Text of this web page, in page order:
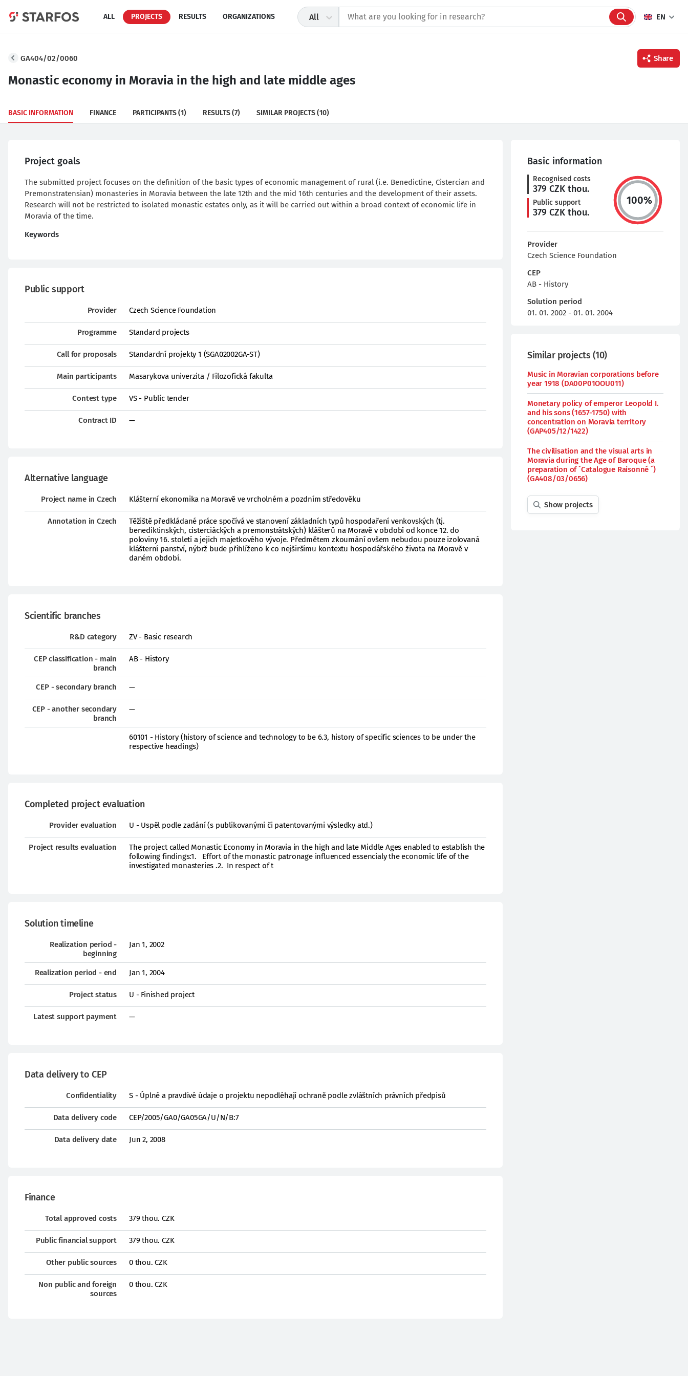
ALL PROJECTS RESULTS ORGANIZATIONS All EN
Twitter
GA404/02/0060 Share
Monastic economy in Moravia in the high and late middle ages
BASIC INFORMATION FINANCE PARTICIPANTS(1) RESULTS(7) SIMILAR PROJECTS(10)
Project goals
The submitted project focuses on the definition of the basic types of economic management of rural (i.e. Benedictine, Cistercian and
Premonstratensian) monasteries in Moravia between the late 12th and the mid 16th centuries and the development of their assets.
Research will not be restricted to isolated monastic estates only, as it will be carried out within a broad context of economic life in
Moravia of the time.
Keywords
Public support
Provider Czech Science Foundation
Programme Standard projects
Call for proposals Standardní projekty 1 (SGA02002GA-ST)
Main participants Masarykova univerzita / Filozofická fakulta
Contest type VS - Public tender
Contract ID —
Alternative language
Project name in Czech Klášterní ekonomika na Moravě ve vrcholném a pozdním středověku
Annotation in Czech
Těžiště předkládané práce spočívá ve stanovení základních typů hospodaření venkovských (tj.
benediktinských, cisterciáckých a premonstrátských) klášterů na Moravě v období od konce 12. do
poloviny 16. století a jejich majetkového vývoje. Předmětem zkoumání ovšem nebudou pouze izolovaná
klášterní panství, nýbrž bude přihlíženo k co nejširšímu kontextu hospodářského života na Moravě v
daném období.
Scientific branches
R&D category ZV - Basic research
CEP classification - main
branch
AB - History
CEP - secondary branch —
CEP - another secondary
branch
—
60101 - History (history of science and technology to be 6.3, history of specific sciences to be under the
respective headings)
Completed project evaluation
Provider evaluation U - Uspěl podle zadání (s publikovanými či patentovanými výsledky atd.)
Project results evaluation
The project called Monastic Economy in Moravia in the high and late Middle Ages enabled to establish the
following findings:1. Effort of the monastic patronage influenced essencialy the economic life of the
investigated monasteries .2. In respect of t
Solution timeline
Realization period -
beginning
Jan 1, 2002
Realization period - end Jan 1, 2004
Project status U - Finished project
Latest support payment —
Data delivery to CEP
Confidentiality S - Úplné a pravdivé údaje o projektu nepodléhají ochraně podle zvláštních právních předpisů
Data delivery code CEP/2005/GA0/GA05GA/U/N/B:7
Data delivery date Jun 2, 2008
Finance
Total approved costs 379 thou. CZK
Public financial support 379 thou. CZK
Other public sources 0 thou. CZK
Non public and foreign
sources
0 thou. CZK
Basic information
Recognised costs
379 CZK thou.
Public support
379 CZK thou.
100%
Provider
Czech Science Foundation
CEP
AB - History
Solution period
01. 01. 2002 - 01. 01. 2004
Similar projects (10)
Music in Moravian corporations before
year 1918 (DA00P01OOU011)
Monetary policy of emperor Leopold I.
and his sons (1657-1750) with
concentration on Moravia territory
(GAP405/12/1422)
The civilisation and the visual arts in
Moravia during the Age of Baroque (a
preparation of ´Catalogue Raisonné ´)
(GA408/03/0656)
Show projects